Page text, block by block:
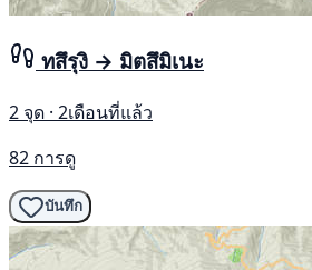
ทสึรุงิ → มิตสึมิเนะ
2 จุด · 2เดือนที่แล้ว
82 การดู
บันทึก